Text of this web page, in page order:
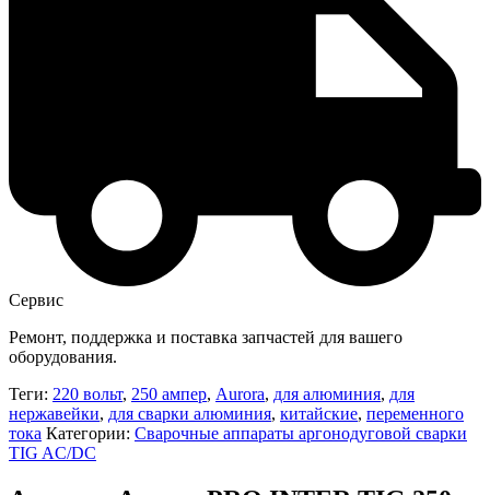
Сервис
Ремонт, поддержка и поставка запчастей для вашего
оборудования.
Теги: 220 вольт, 250 ампер, Aurora, для алюминия, для
нержавейки, для сварки алюминия, китайские, переменного
тока Категории: Сварочные аппараты аргонодуговой сварки
TIG AC/DC